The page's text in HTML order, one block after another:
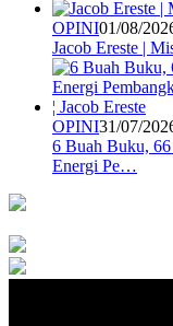
OPINI01/08/
Jacob Ereste |
OPINI31/07/
6 Buah Buku,
Energi Pe…